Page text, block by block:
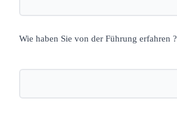
Wie haben Sie von der Führung erfahren ?